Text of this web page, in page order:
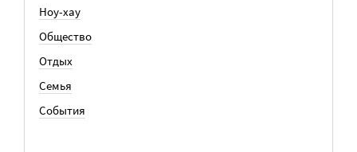
Ноу-хау
Общество
Отдых
Семья
События